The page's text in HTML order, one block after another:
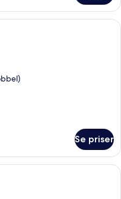
tekoker, kjøleskap,
Se priser
for bærbar PC,